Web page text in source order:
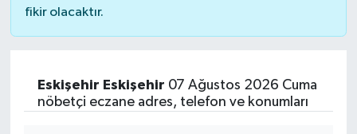
fikir olacaktır.
Eskişehir Eskişehir 07 Ağustos 2026 Cuma
nöbetçi eczane adres, telefon ve konumları